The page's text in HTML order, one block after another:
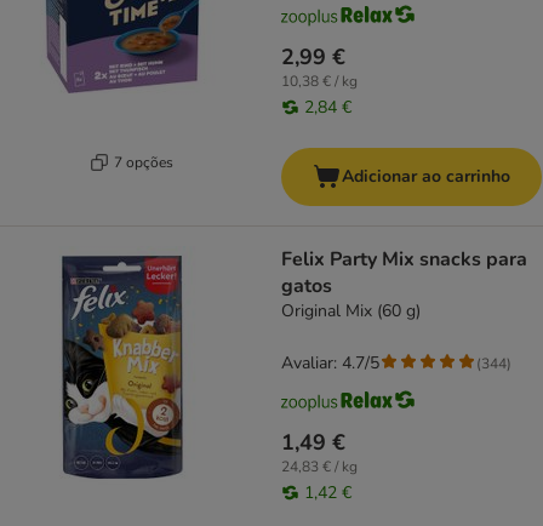
7 opções
2,99 €
10,38 € / kg
2,84 €
Adicionar ao carrinho
Felix Party Mix snacks para
gatos
Original Mix (60 g)
1,49 €
24,83 € / kg
1,42 €
Avaliar: 4.7/5 (344)